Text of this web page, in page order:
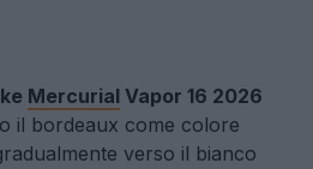
Mercurial Vapor 16 2026
il bordeaux come colore
verso il bianco